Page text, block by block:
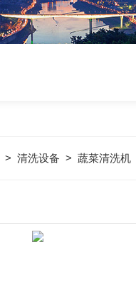
>清洗设备 >蔬菜清洗机